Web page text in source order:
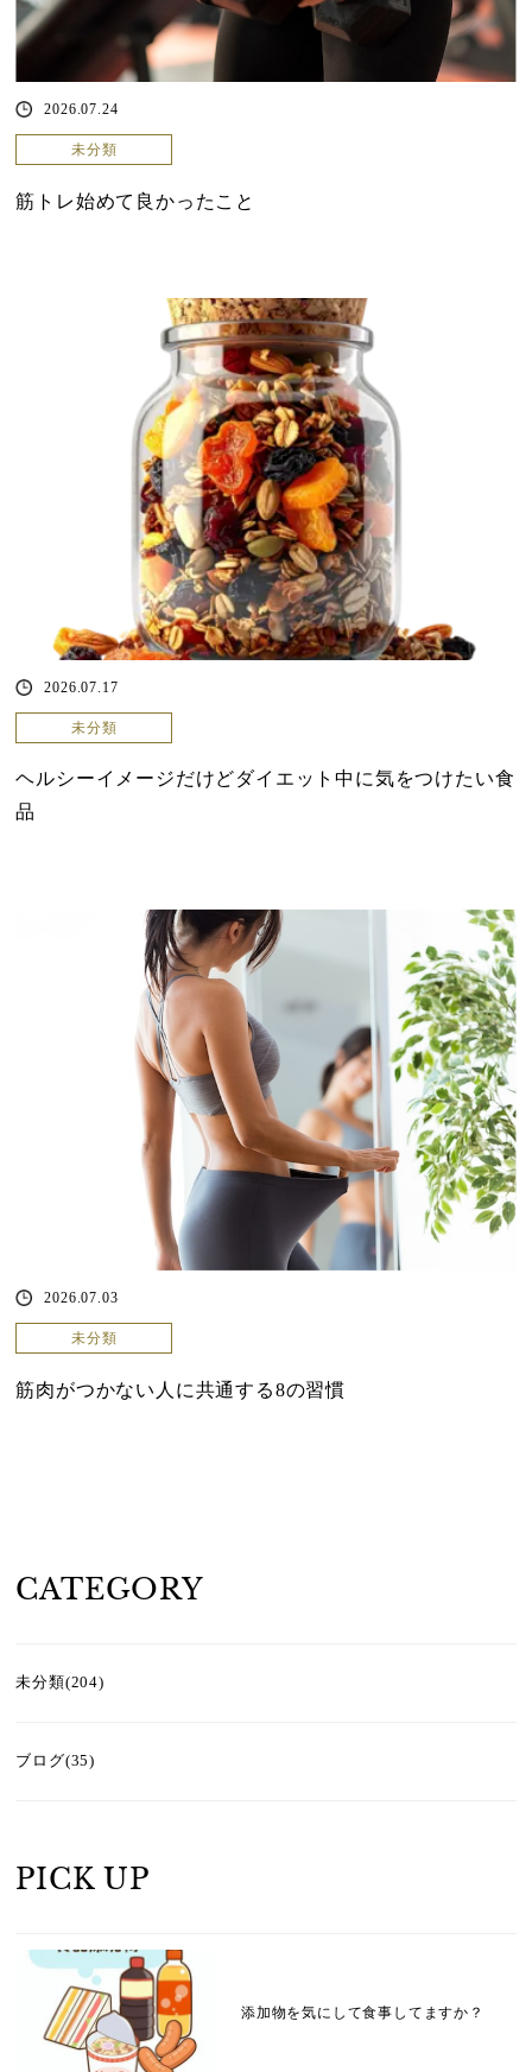
2026.07.24
未分類
筋トレ始めて良かったこと
2026.07.17
未分類
ヘルシーイメージだけどダイエット中に気をつけたい食
品
2026.07.03
未分類
筋肉がつかない人に共通する8の習慣
CATEGORY
未分類(204)
ブログ(35)
PICK UP
添加物を気にして食事してますか？